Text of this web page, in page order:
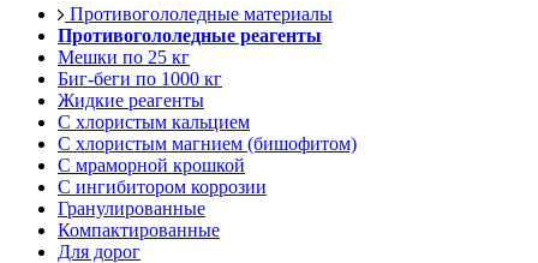
Противогололедные материалы
Противогололедные реагенты
Мешки по 25 кг
Биг-беги по 1000 кг
Жидкие реагенты
С хлористым кальцием
С хлористым магнием (бишофитом)
С мраморной крошкой
С ингибитором коррозии
Гранулированные
Компактированные
Для дорог